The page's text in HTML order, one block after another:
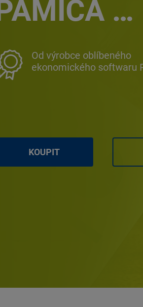
PAMICA …
Od výrobce oblíbeného
ekonomického softwaru
KOUPIT